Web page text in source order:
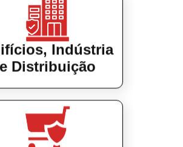
Indústria
e Distribuição